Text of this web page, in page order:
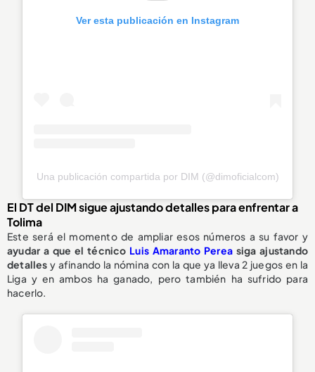
Ver esta publicación en Instagram
Una publicación compartida por DIM (@dimoficialcom)
El DT del DIM sigue ajustando detalles para enfrentar a
Tolima
Este será el momento de ampliar esos números a su favor y
ayudar a que el técnico Luis Amaranto Perea siga ajustando
detalles y afinando la nómina con la que ya lleva 2 juegos en la
Liga y en ambos ha ganado, pero también ha sufrido para
hacerlo.